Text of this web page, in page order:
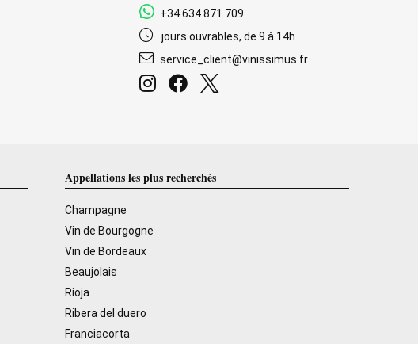
+34 634 871 709
jours ouvrables, de 9 à 14h
service_client@vinissimus.fr
Appellations les plus recherchés
Champagne
Vin de Bourgogne
Vin de Bordeaux
Beaujolais
Rioja
Ribera del duero
Franciacorta